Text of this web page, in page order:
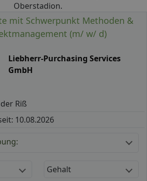
Oberstadion.
mit Schwerpunkt Methoden &
(m/ w/ d)
Liebherr-Purchasing Services
GmbH
Riß
10.08.2026
Gehalt